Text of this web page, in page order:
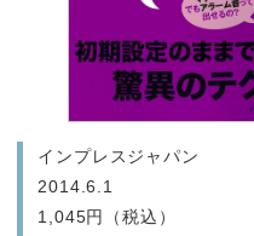
インプレスジャパン
2014.6.1
1,045円（税込）